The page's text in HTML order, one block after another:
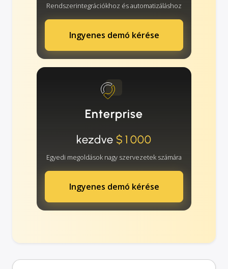
Rendszerintegrációkhoz és automatizáláshoz
Ingyenes demó kérése
Enterprise
kezdve$1000
Egyedi megoldások nagy szervezetek számára
Ingyenes demó kérése